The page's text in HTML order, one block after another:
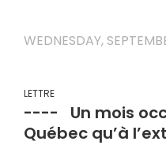
WEDNESDAY,
LETTRE
---- Un mois
Québec qu’à